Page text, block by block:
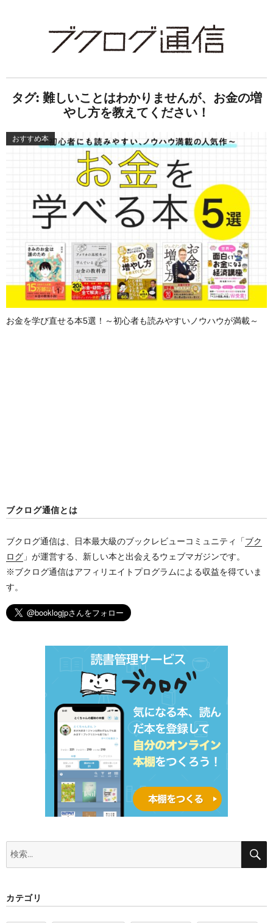
タグ: 難しいことはわかりませんが、お金の増
やし方を教えてください！
おすすめ本
お金を学び直せる本5選！～初心者も読みやすいノウハウが満載～
ブクログ通信とは
ブクログ通信は、日本最大級のブックレビューコミュニティ「ブク
ログ 」が運営する、新しい本と出会えるウェブマガジンです。
※ブクログ通信はアフィリエイトプログラムによる収益を得ていま
す。
検
カテゴリ